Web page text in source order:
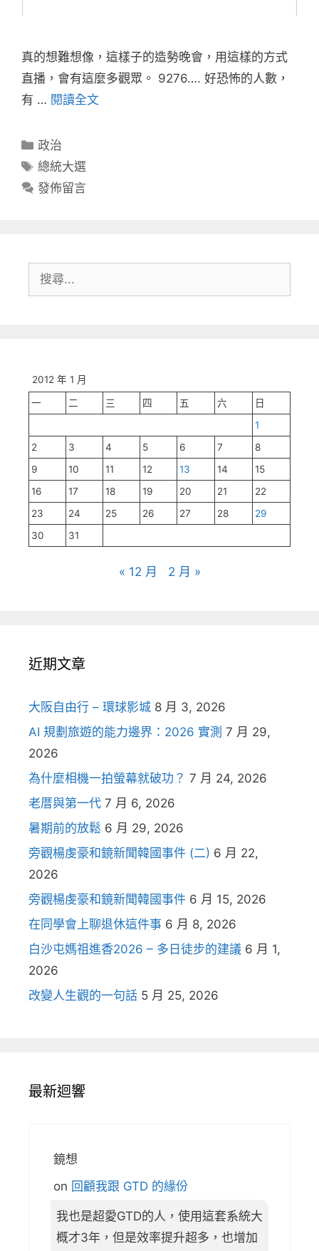
真的想難想像，這樣子的造勢晚會，用這樣的方式
直播，會有這麼多觀眾。 9276…. 好恐怖的人數，
有 … 閱讀全文
分
類
政治
標
籤
總統大選
發佈留言
尋:
2012 年 1 月
一 二 三 四 五 六
日
1
2
3 4 5 6 7
8
9
10 11 12 13 14
15
16
17 18 19 20 21
22
23
24 25 26 27 28
29
30
31
« 12 月 2 月 »
近期文章
大阪自由行 – 環球影城 8 月 3, 2026
AI 規劃旅遊的能力邊界：2026 實測 7 月 29,
2026
為什麼相機一拍螢幕就破功？ 7 月 24, 2026
老厝與第一代 7 月 6, 2026
暑期前的放鬆 6 月 29, 2026
旁觀楊虔豪和鏡新聞韓國事件 (二) 6 月 22,
2026
旁觀楊虔豪和鏡新聞韓國事件 6 月 15, 2026
在同學會上聊退休這件事 6 月 8, 2026
白沙屯媽祖進香2026 – 多日徒步的建議 6 月 1,
2026
改變人生觀的一句話 5 月 25, 2026
最新迴響
鏡想
on 回顧我跟 GTD 的緣份
我也是超愛GTD的人，使用這套系統大
概才3年，但是效率提升超多，也增加